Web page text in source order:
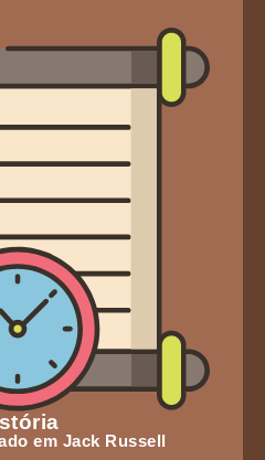
em Jack Russell